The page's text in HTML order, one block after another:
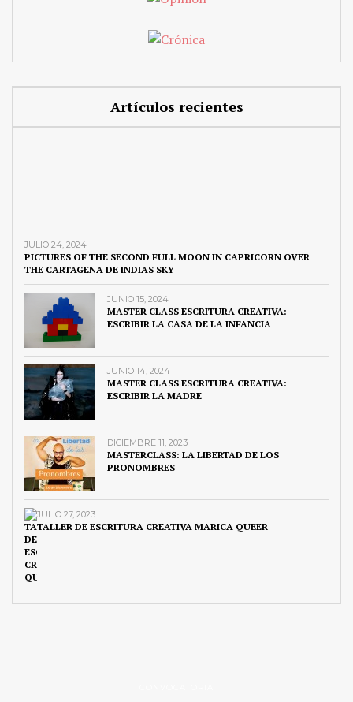
Artículos recientes
JULIO 24, 2024
PICTURES OF THE SECOND FULL MOON IN CAPRICORN OVER
THE CARTAGENA DE INDIAS SKY
JUNIO 15, 2024
MASTER CLASS ESCRITURA CREATIVA:
ESCRIBIR LA CASA DE LA INFANCIA
JUNIO 14, 2024
MASTER CLASS ESCRITURA CREATIVA:
ESCRIBIR LA MADRE
DICIEMBRE 11, 2023
MASTERCLASS: LA LIBERTAD DE LOS
PRONOMBRES
JULIO 27, 2023
TALLER DE ESCRITURA CREATIVA MARICA QUEER